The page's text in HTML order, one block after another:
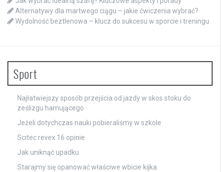
Alternatywy dla martwego ciągu – jakie ćwiczenia wybrać?
Wydolność beztlenowa – klucz do sukcesu w sporcie i treningu
Sport
Najłatwiejszy sposób przejścia od jazdy w skos stoku do
ześlizgu hamującego
Jeżeli dotychczas nauki pobieraliśmy w szkole
Scitec revex 16 opinie
Jak uniknąć upadku
Starajmy się opanować właściwe wbicie kijka